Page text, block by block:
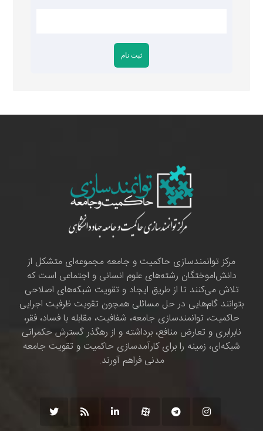
مرکز توانمندسازی حاکمیت و جامعه مجموعه‌ای متشکل از
دانش‌اموختگان رشته‌های علوم انسانی و اجتماعی است که
تلاش می‌کنند تا از طریق ایجاد و تقویت شبکه‌های اصلاحی
بتوانند گام‌هایی در حل مسائلی همچون تقویت ظرفیت اجرایی
حاکمیت، توانمندسازی جامعه، شفافیت، مقابله با فساد، فقر،
نابرابری و تعارض منافع، برداشته و از رهگذر گسترش حکمرانی
شبکه‌ای، زمینه را برای کارآمدسازی حاکمیت و تقویت جامعه
مدنی فراهم آورند.